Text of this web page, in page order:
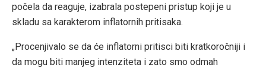
počela da reaguje, izabrala postepeni pristup koji je u
skladu sa karakterom inflatornih pritisaka.
„Procenjivalo se da će inflatorni pritisci biti kratkoročniji i
da mogu biti manjeg intenziteta i zato smo odmah